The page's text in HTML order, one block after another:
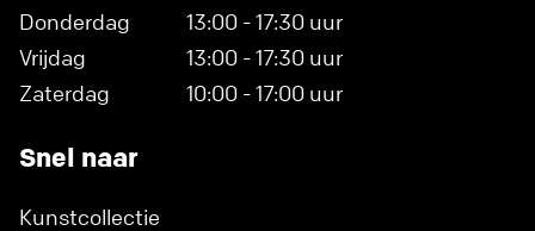
Donderdag
13:00 - 17:30 uur
Vrijdag
13:00 - 17:30 uur
Zaterdag
10:00 - 17:00 uur
Snel naar
Kunstcollectie